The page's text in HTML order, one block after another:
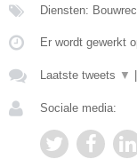
Diensten:
Er wordt gewerkt
Laatste tweets ▼
Sociale media: